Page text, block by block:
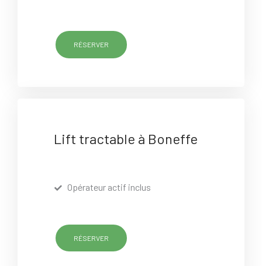
RÉSERVER
Lift tractable à Boneffe
Opérateur actif inclus
RÉSERVER